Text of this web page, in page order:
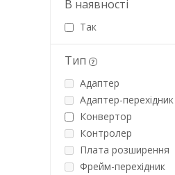
В наявності
Так
Тип
Адаптер
Адаптер-перехідник
Конвертор
Контролер
Плата розширення
Фрейм-перехідник